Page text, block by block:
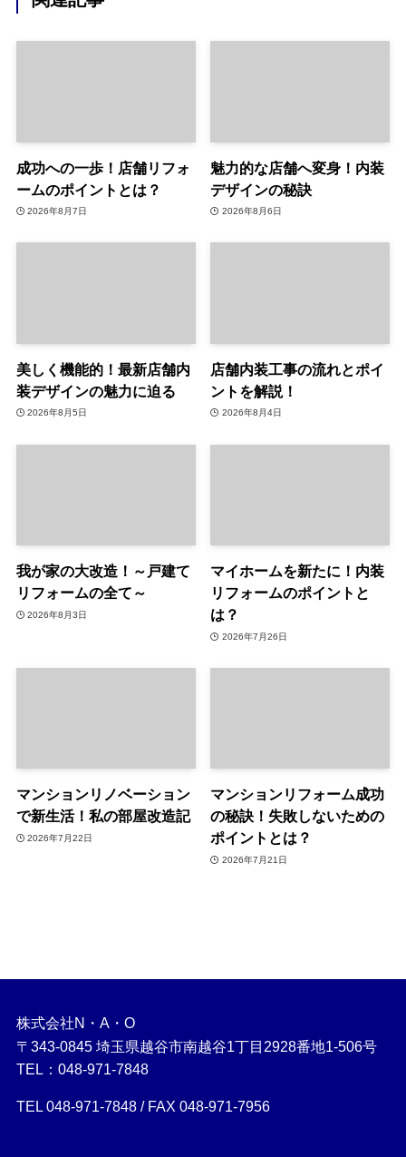
成功への一歩！店舗リフォ
ームのポイントとは？
2026年8月7日
魅力的な店舗へ変身！内装
デザインの秘訣
2026年8月6日
美しく機能的！最新店舗内
装デザインの魅力に迫る
2026年8月5日
店舗内装工事の流れとポイ
ントを解説！
2026年8月4日
我が家の大改造！～戸建て
リフォームの全て～
2026年8月3日
マイホームを新たに！内装
リフォームのポイントと
は？
2026年7月26日
マンションリノベーション
で新生活！私の部屋改造記
2026年7月22日
マンションリフォーム成功
の秘訣！失敗しないための
ポイントとは？
2026年7月21日
株式会社N・A・O
〒343-0845 埼玉県越谷市南越谷1丁目2928番地1-506号
TEL：048-971-7848
TEL 048-971-7848 / FAX 048-971-7956